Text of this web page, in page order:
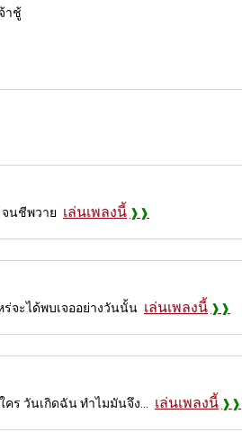
าชู้
จนชีพวาย เล่นเพลงนี้
ร่จะได้พบเจออย่างวันนั้น เล่นเพลงนี้
ร วันเกิดฉัน ทำไมมันจึง... เล่นเพลงนี้